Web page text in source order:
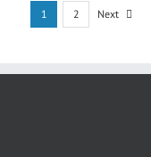
1 2 Next